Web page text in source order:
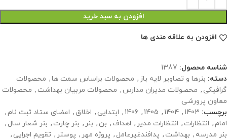
افزودن به سبد خرید
افزودن به علاقه مندی ها
شناسه محصول: 1387
دسته: بنرها و تصاویر لایه باز , محصولات براساس سمت ها, محصولات
گرافیکی , محصولات مدیران مدارس , محصولات مربیان بهداشت , محصولات
معاون پرورشی
برچسب: 1403
,
1404
,
1405
,
1406
, ابتدایی , اخلاق, اعضای ستاد ثبت نام,
امام, انتظارات , انتظارات مدیر , اهداف , بن , بنر , بنر چارت , بنر شعار سال ,
بنر مدرسه , بهداشت , پدافندغیرعامل , پروژه مهر , پوستر , تقویم اجرایی ,